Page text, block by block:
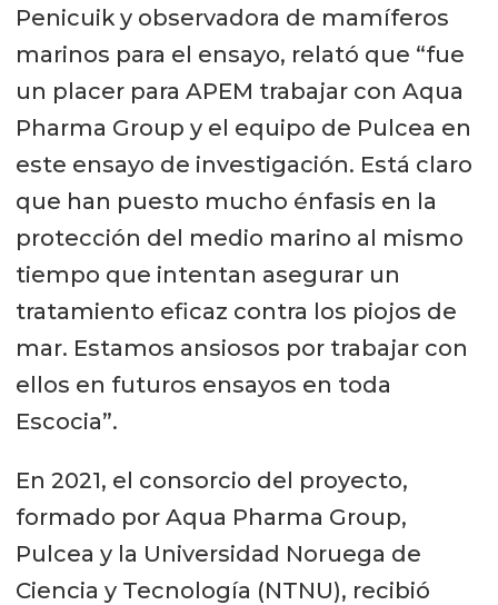
Penicuik y observadora de mamíferos
marinos para el ensayo, relató que “fue
un placer para APEM trabajar con Aqua
Pharma Group y el equipo de Pulcea en
este ensayo de investigación. Está claro
que han puesto mucho énfasis en la
protección del medio marino al mismo
tiempo que intentan asegurar un
tratamiento eficaz contra los piojos de
mar. Estamos ansiosos por trabajar con
ellos en futuros ensayos en toda
Escocia”.
En 2021, el consorcio del proyecto,
formado por Aqua Pharma Group,
Pulcea y la Universidad Noruega de
Ciencia y Tecnología (NTNU), recibió